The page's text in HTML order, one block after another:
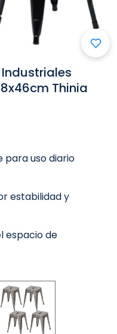
Thinia
para uso diario
estabilidad y
espacio de
Plateado